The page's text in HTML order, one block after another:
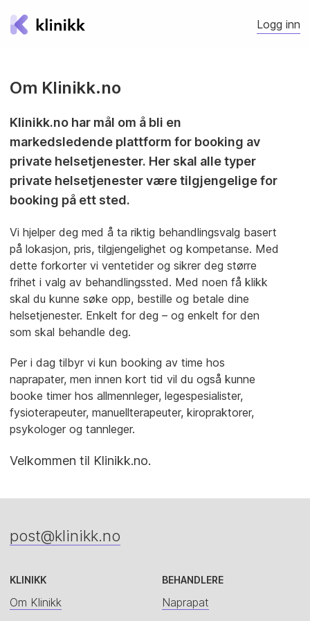
Logg inn
Om Klinikk.no
Klinikk.no har mål om å bli en
markedsledende plattform for booking av
private helsetjenester. Her skal alle typer
private helsetjenester være tilgjengelige for
booking på ett sted.
Vi hjelper deg med å ta riktig behandlingsvalg basert
på lokasjon, pris, tilgjengelighet og kompetanse. Med
dette forkorter vi ventetider og sikrer deg større
frihet i valg av behandlingssted. Med noen få klikk
skal du kunne søke opp, bestille og betale dine
helsetjenester. Enkelt for deg – og enkelt for den
som skal behandle deg.
Per i dag tilbyr vi kun booking av time hos
naprapater, men innen kort tid vil du også kunne
booke timer hos allmennleger, legespesialister,
fysioterapeuter, manuellterapeuter, kiropraktorer,
psykologer og tannleger.
Velkommen til Klinikk.no.
post@klinikk.no
KLINIKK
Om Klinikk
BEHANDLERE
Naprapat